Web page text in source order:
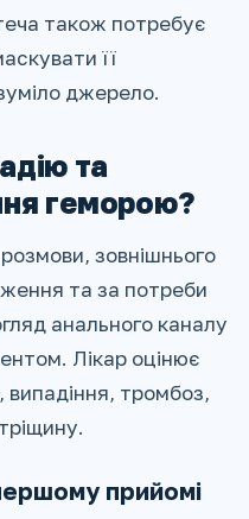
також потребує
її
джерело.
та
геморою?
зовнішнього
та за потреби
анального каналу
Лікар оцінює
випадіння, тромбоз,
прийомі